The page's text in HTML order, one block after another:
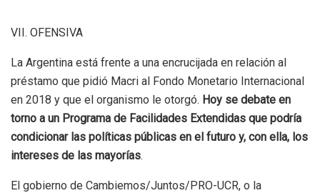
VII. OFENSIVA
La Argentina está frente a una encrucijada en relación al
préstamo que pidió Macri al Fondo Monetario Internacional
en 2018 y que el organismo le otorgó. Hoy se debate en
torno a un Programa de Facilidades Extendidas que podría
condicionar las políticas públicas en el futuro y, con ella, los
intereses de las mayorías.
El gobierno de Cambiemos/Juntos/PRO-UCR, o la